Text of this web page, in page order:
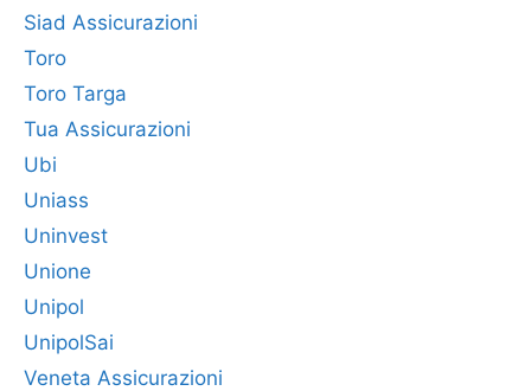
Siad Assicurazioni
Toro
Toro Targa
Tua Assicurazioni
Ubi
Uniass
Uninvest
Unione
Unipol
UnipolSai
Veneta Assicurazioni